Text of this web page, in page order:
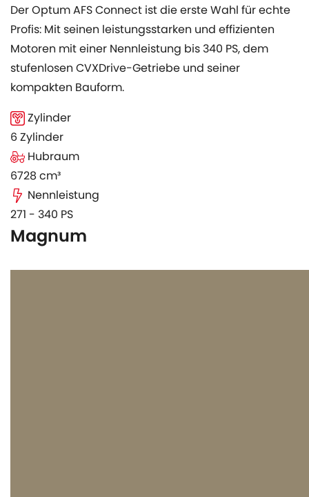
Der Optum AFS Connect ist die erste Wahl für echte
Profis: Mit seinen leistungsstarken und effizienten
Motoren mit einer Nennleistung bis 340 PS, dem
stufenlosen CVXDrive-Getriebe und seiner
kompakten Bauform.
Zylinder
6 Zylinder
Hubraum
6728 cm³
Nennleistung
271 - 340 PS
Magnum